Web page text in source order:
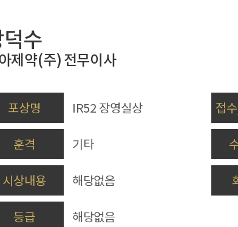
수
제약(주)전무이사
포상명 IR52 장영실상 접
훈격 기타
시상내용 해당없음
등급 해당없음